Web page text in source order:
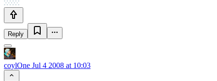
Reply
coylOne Jul 4 2008 at 10:03